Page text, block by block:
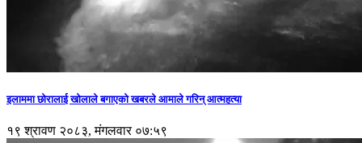
इलाममा छोरालाई खोलाले बगाएकाे खबरले आमाले गरिन् आत्महत्या
१९ श्रावण २०८३, मंगलवार ०७:५९